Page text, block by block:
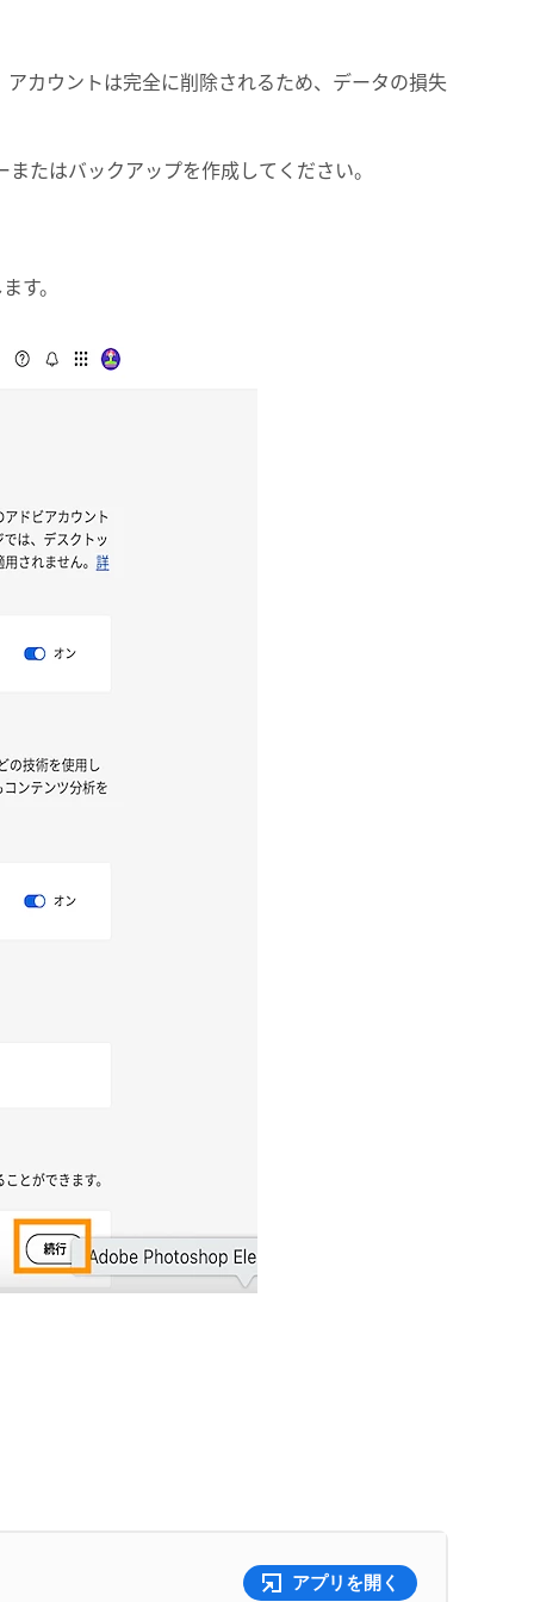
カウントは完全に削除されるため、データの損失
たはバックアップを作成してください。
す。
アプリを開く